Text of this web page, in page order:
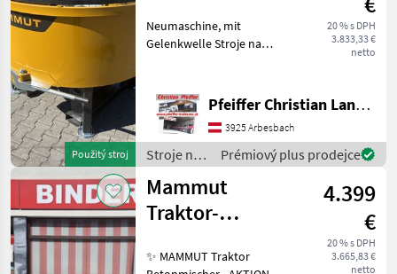
Použitý stroj
20 % s DPH
3.833,33 €
netto
Neumaschine, mit
Gelenkwelle Stroje na
Pfeiffer Christian Landtechnik
3925 Arbesbach
Stroje na
stavbu /
Mammut
Prémiový plus prodejce
Mammut
Traktor-
TM 150 lagernd
4.399
€
20 % s DPH
3.665,83 €
netto
✨ MAMMUT Traktor